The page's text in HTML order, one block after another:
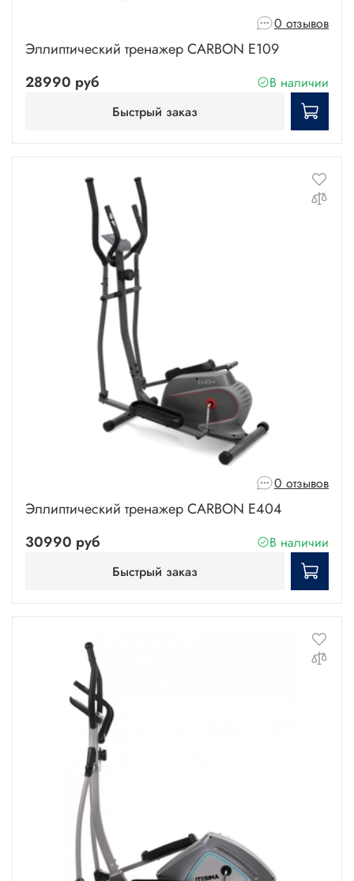
0 отзывов
Эллиптический тренажер CARBON E109
28990 руб
В наличии
Быстрый заказ
0 отзывов
Эллиптический тренажер CARBON E404
30990 руб
В наличии
Быстрый заказ